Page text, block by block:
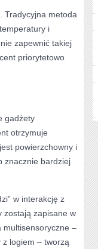
Tradycyjna metoda
i
zapewnić takiej
priorytetowo
gadżety
otrzymuje
powierzchowny i
znacznie bardziej
w interakcję z
zostają zapisane w
multisensoryczne –
logiem – tworzą